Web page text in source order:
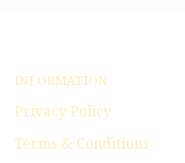
INFORMATION
Privacy Policy
Terms & Conditions